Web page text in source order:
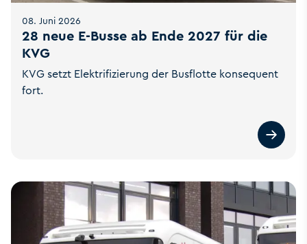
28 neue E-Busse ab Ende 2027 für die
KVG
08. Juni 2026
KVG setzt Elektrifizierung der Busflotte konsequent
fort.